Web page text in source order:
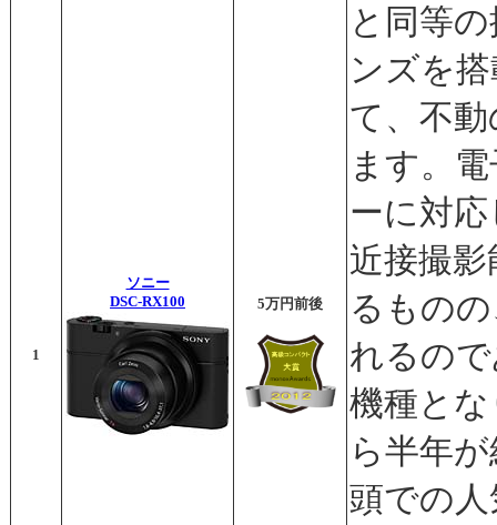
1
ソニー
DSC-RX100
5万円前後
と同等
ンズを
て、不
ます。
ーに対
近接撮
るもの
れるの
機種と
ら半年
頭での